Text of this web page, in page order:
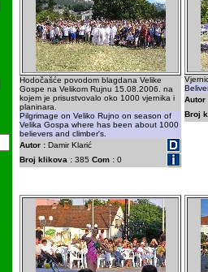
Hodočašće povodom blagdana Velike
Gospe na Velikom Rujnu 15.08.2006. na
kojem je prisustvovalo oko 1000 vjernika i
planinara.
Pilgrimage on Veliko Rujno on season of
Velika Gospa where has been about 1000
believers and climber's.
Autor : Damir Klarić
Broj klikova : 385 Com : 0
Autor
Broj